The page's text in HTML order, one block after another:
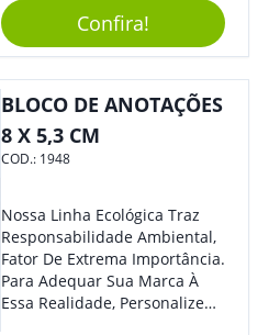
Confira!
BLOCO DE ANOTAÇÕES
8 X 5,3 CM
COD.: 1948
Nossa Linha Ecológica Traz
Responsabilidade Ambiental,
Fator De Extrema Importância.
Para Adequar Sua Marca À
Essa Realidade, Personalize